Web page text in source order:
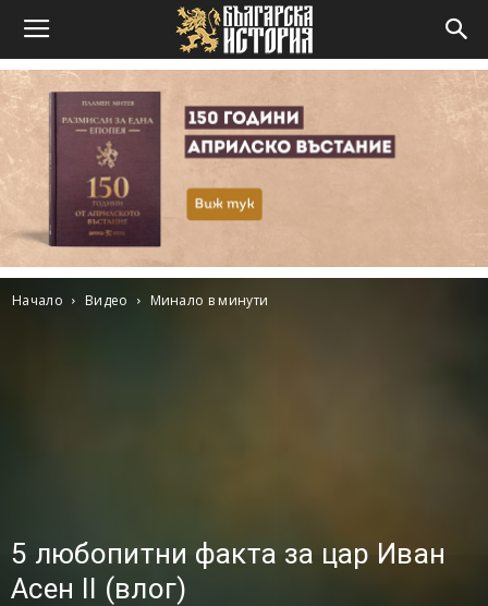
Начало Видео Минало в минути
5 любопитни факта за цар Иван
Асен II (влог)